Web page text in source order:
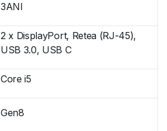
3ANI
2 x DisplayPort, Retea (RJ-45),
USB 3.0, USB C
Core i5
Gen8